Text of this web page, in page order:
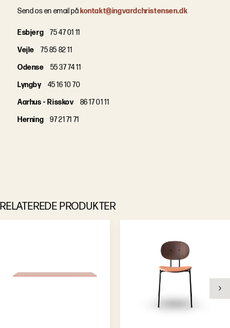
Send os en email på kontakt@ingvardchristensen.dk
Esbjerg
75 47 01 11
Vejle
75 85 82 11
Odense
55 37 74 11
Lyngby
45 16 10 70
Aarhus - Risskov
86 17 01 11
Herning
97 21 71 71
RELATEREDE PRODUKTER